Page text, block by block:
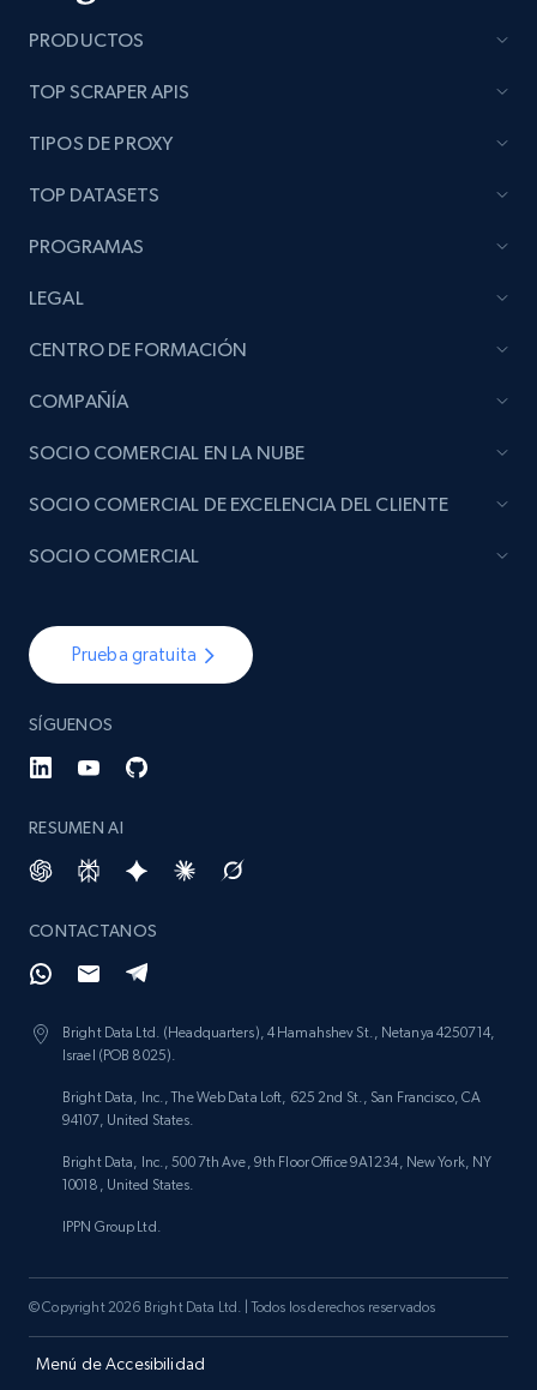
PRODUCTOS
TOP SCRAPER APIS
TIPOS DE PROXY
TOP DATASETS
PROGRAMAS
LEGAL
CENTRO DE FORMACIÓN
COMPAÑÍA
Prueba gratuita
SÍGUENOS
RESUMEN AI
CONTACTANOS
Bright Data Ltd. (Headquarters), 4 Hamahshev St., Netanya 4250714,
Israel (POB 8025).
Bright Data, Inc., The Web Data Loft, 625 2nd St., San Francisco, CA
94107, United States.
Bright Data, Inc., 500 7th Ave, 9th Floor Office 9A1234, New York, NY
10018, United States.
IPPN Group Ltd.
SOCIO COMERCIAL EN LA NUBE
SOCIO COMERCIAL DE EXCELENCIA DEL CLIENTE
SOCIO COMERCIAL
Menú de Accesibilidad
© Copyright 2026 Bright Data Ltd. | Todos los derechos reservados